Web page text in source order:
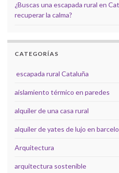
¿Buscas una escapada rural en
recuperar la calma?
CATEGORÍAS
escapada rural Cataluña
aislamiento térmico en paredes
alquiler de una casa rural
alquiler de yates de lujo en
Arquitectura
arquitectura sostenible